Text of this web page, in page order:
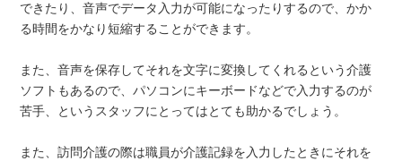
できたり、音声でデータ入力が可能になったりするので、かか
る時間をかなり短縮することができます。
また、音声を保存してそれを文字に変換してくれるという介護
ソフトもあるので、パソコンにキーボードなどで入力するのが
苦手、というスタッフにとってはとても助かるでしょう。
また、訪問介護の際は職員が介護記録を入力したときにそれを